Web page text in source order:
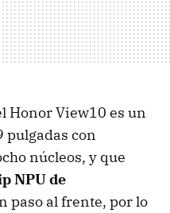
Honor View10 es un
pulgadas con
núcleos, y que
NPU de
paso al frente, por lo